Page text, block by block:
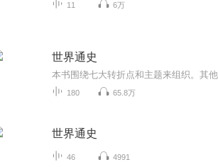
11 6万
世界通史
180 65.8万
世界通史
46 4991